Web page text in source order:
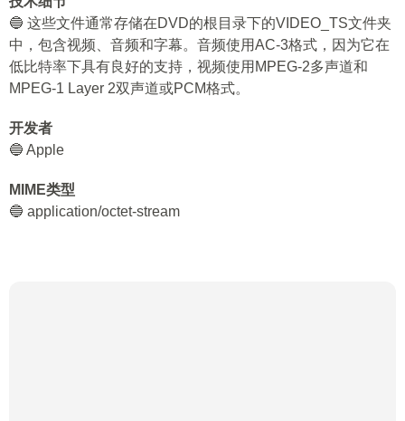
🔵 这些文件通常存储在DVD的根目录下的VIDEO_TS文件夹
中，包含视频、音频和字幕。音频使用AC-3格式，因为它在
低比特率下具有良好的支持，视频使用MPEG-2多声道和
MPEG-1 Layer 2双声道或PCM格式。
开发者
🔵 Apple
MIME类型
🔵 application/octet-stream